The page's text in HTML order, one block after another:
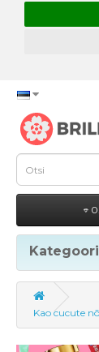
Kao cucute